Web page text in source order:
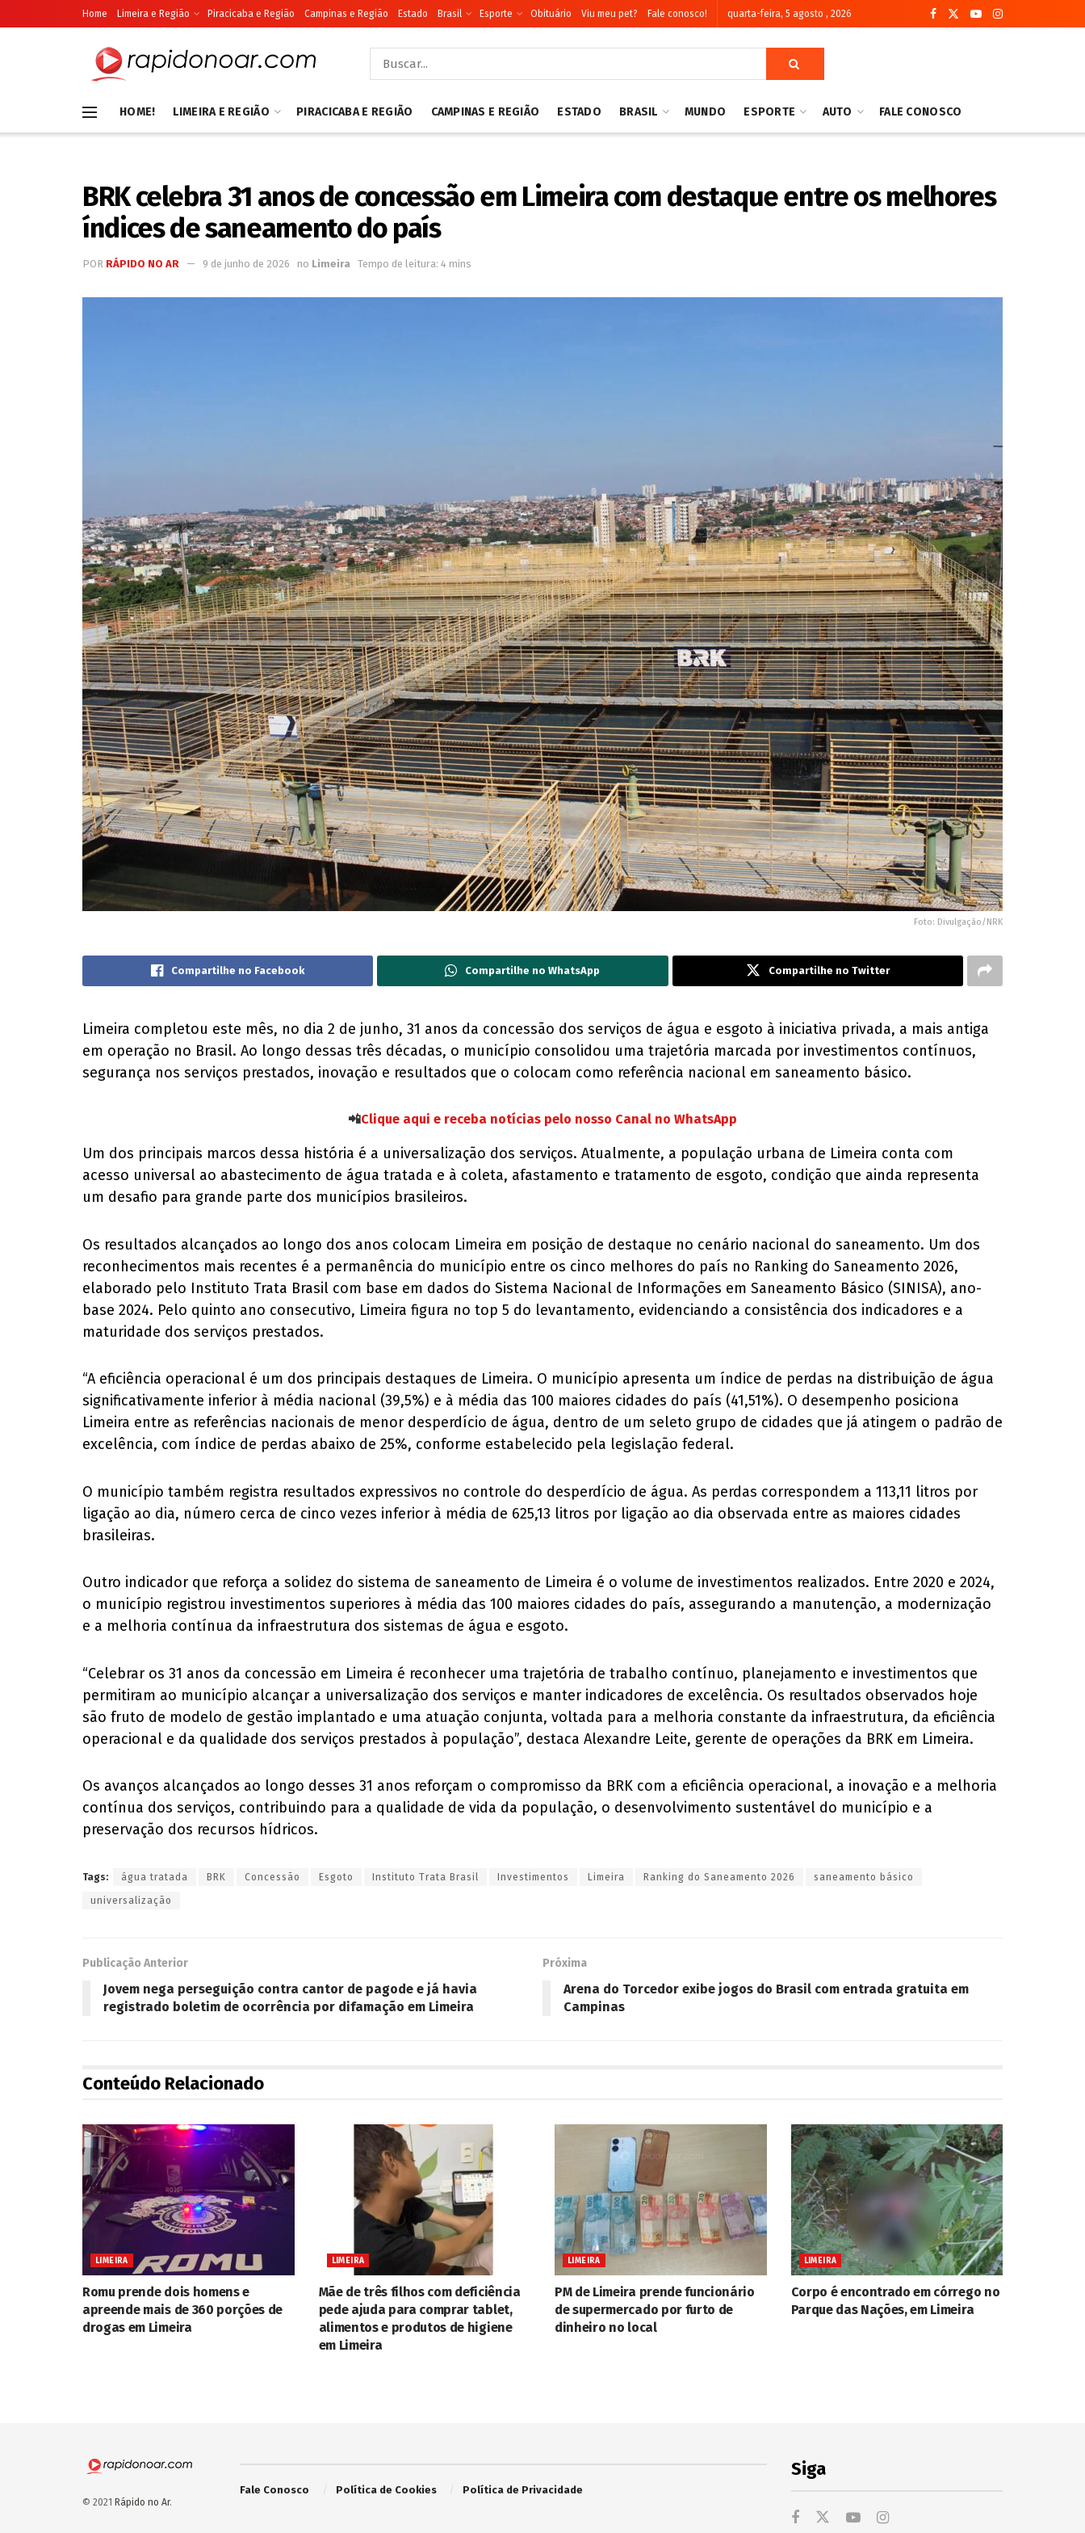
Home Limeira e Região Piracicaba e Região Campinas e Região Estado Brasil Esporte Obituário Viu meu pet? Fale conosco! quarta-feira, 5 agosto , 2026
HOME! LIMEIRA E REGIÃO PIRACICABA E REGIÃO CAMPINAS E REGIÃO ESTADO BRASIL MUNDO ESPORTE AUTO FALE CONOSCO
BRK celebra 31 anos de concessão em Limeira com destaque entre os melhores
índices de saneamento do país
POR RÁPIDO NO AR 9 de junho de 2026 no Limeira Tempo de leitura: 4 mins
Foto: Divulgação/NRK
Compartilhe no Facebook Compartilhe no WhatsApp Compartilhe no Twitter
Limeira completou este mês, no dia 2 de junho, 31 anos da concessão dos serviços de água e esgoto à iniciativa privada, a mais antiga
em operação no Brasil. Ao longo dessas três décadas, o município consolidou uma trajetória marcada por investimentos contínuos,
segurança nos serviços prestados, inovação e resultados que o colocam como referência nacional em saneamento básico.
📲Clique aqui e receba notícias pelo nosso Canal no WhatsApp
Um dos principais marcos dessa história é a universalização dos serviços. Atualmente, a população urbana de Limeira conta com
acesso universal ao abastecimento de água tratada e à coleta, afastamento e tratamento de esgoto, condição que ainda representa
um desafio para grande parte dos municípios brasileiros.
Os resultados alcançados ao longo dos anos colocam Limeira em posição de destaque no cenário nacional do saneamento. Um dos
reconhecimentos mais recentes é a permanência do município entre os cinco melhores do país no Ranking do Saneamento 2026,
elaborado pelo Instituto Trata Brasil com base em dados do Sistema Nacional de Informações em Saneamento Básico (SINISA), ano-
base 2024. Pelo quinto ano consecutivo, Limeira figura no top 5 do levantamento, evidenciando a consistência dos indicadores e a
maturidade dos serviços prestados.
“A eficiência operacional é um dos principais destaques de Limeira. O município apresenta um índice de perdas na distribuição de água
significativamente inferior à média nacional (39,5%) e à média das 100 maiores cidades do país (41,51%). O desempenho posiciona
Limeira entre as referências nacionais de menor desperdício de água, dentro de um seleto grupo de cidades que já atingem o padrão de
excelência, com índice de perdas abaixo de 25%, conforme estabelecido pela legislação federal.
O município também registra resultados expressivos no controle do desperdício de água. As perdas correspondem a 113,11 litros por
ligação ao dia, número cerca de cinco vezes inferior à média de 625,13 litros por ligação ao dia observada entre as maiores cidades
brasileiras.
Outro indicador que reforça a solidez do sistema de saneamento de Limeira é o volume de investimentos realizados. Entre 2020 e 2024,
o município registrou investimentos superiores à média das 100 maiores cidades do país, assegurando a manutenção, a modernização
e a melhoria contínua da infraestrutura dos sistemas de água e esgoto.
“Celebrar os 31 anos da concessão em Limeira é reconhecer uma trajetória de trabalho contínuo, planejamento e investimentos que
permitiram ao município alcançar a universalização dos serviços e manter indicadores de excelência. Os resultados observados hoje
são fruto de modelo de gestão implantado e uma atuação conjunta, voltada para a melhoria constante da infraestrutura, da eficiência
operacional e da qualidade dos serviços prestados à população”, destaca Alexandre Leite, gerente de operações da BRK em Limeira.
Os avanços alcançados ao longo desses 31 anos reforçam o compromisso da BRK com a eficiência operacional, a inovação e a melhoria
contínua dos serviços, contribuindo para a qualidade de vida da população, o desenvolvimento sustentável do município e a
preservação dos recursos hídricos.
Tags: água tratada BRK Concessão Esgoto Instituto Trata Brasil Investimentos Limeira Ranking do Saneamento 2026 saneamento básico
universalização
Publicação Anterior
Jovem nega perseguição contra cantor de pagode e já havia
registrado boletim de ocorrência por difamação em Limeira
Próxima
Arena do Torcedor exibe jogos do Brasil com entrada gratuita em
Campinas
Conteúdo Relacionado
LIMEIRA
Romu prende dois homens e
apreende mais de 360 porções de
drogas em Limeira
LIMEIRA
Mãe de três filhos com deficiência
pede ajuda para comprar tablet,
alimentos e produtos de higiene
em Limeira
LIMEIRA
PM de Limeira prende funcionário
de supermercado por furto de
dinheiro no local
LIMEIRA
Corpo é encontrado em córrego no
Parque das Nações, em Limeira
© 2021 Rápido no Ar.
Fale Conosco Política de Cookies Política de Privacidade
Siga